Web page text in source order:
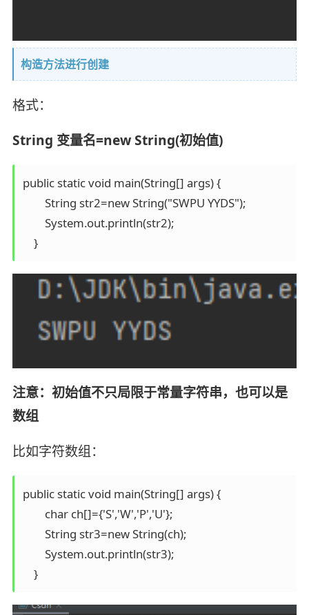
构造方法进行创建
格式：
String 变量名=new String(初始值)
public static void main(String[] args) {
        String str2=new String("SWPU YYDS");
        System.out.println(str2);
    }
注意：初始值不只局限于常量字符串，也可以是
数组
比如字符数组：
public static void main(String[] args) {
        char ch[]={'S','W','P','U'};
        String str3=new String(ch);
        System.out.println(str3);
    }